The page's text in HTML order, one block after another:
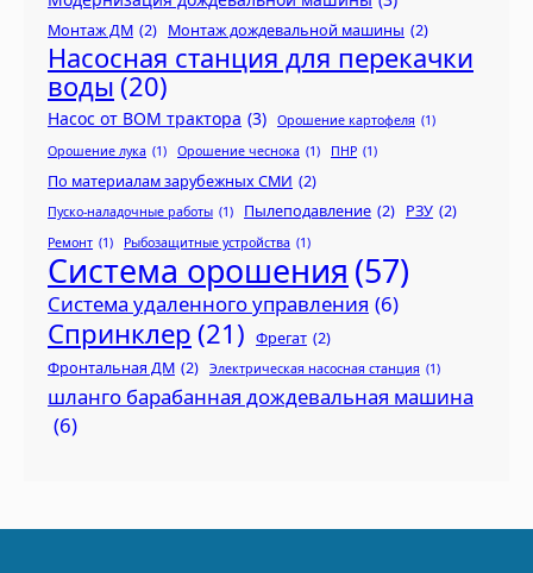
Монтаж ДМ (2) Монтаж дождевальной машины (2)
Насосная станция для перекачки
воды (20)
Насос от ВОМ трактора (3) Орошение картофеля (1)
Орошение лука (1) Орошение чеснока (1) ПНР (1)
По материалам зарубежных СМИ (2)
Пуско-наладочные работы (1) Пылеподавление (2) РЗУ (2)
Ремонт (1) Рыбозащитные устройства (1)
Система орошения (57)
Система удаленного управления (6)
Спринклер (21) Фрегат (2)
Фронтальная ДМ (2) Электрическая насосная станция (1)
шланго барабанная дождевальная машина
(6)